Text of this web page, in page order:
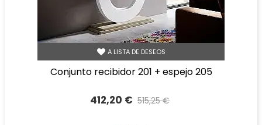
A LISTA DE DESEOS
conjunto recibidor 201 + espejo 205
412,20 € 515,25 €